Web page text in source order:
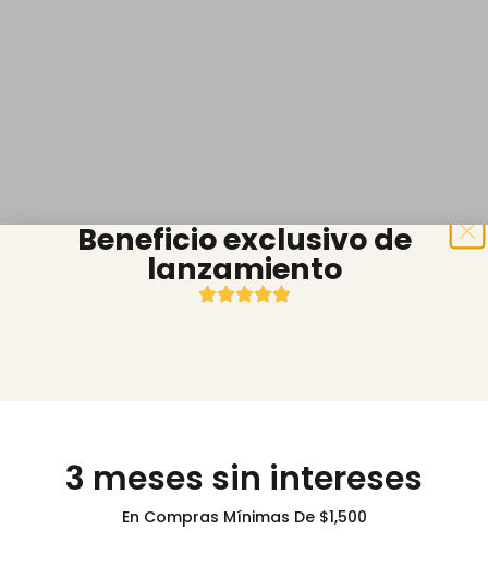
Beneficio exclusivo de
lanzamiento
3 meses sin intereses
En Compras Mínimas De $1,500